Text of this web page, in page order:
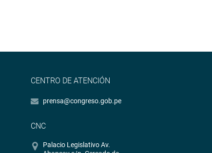
CENTRO DE ATENCIÓN
prensa@congreso.gob.pe
CNC
Palacio Legislativo Av.